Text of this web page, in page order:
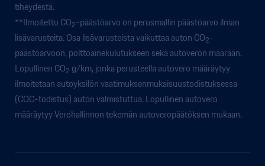
tiheydestä.
**Ilmoitettu CO2-päästöarvo on perusmallin päästöarvo ilman
lisävarusteita. Osa lisävarusteista vaikuttaa auton CO2-
päästöarvoon, polttoainekulutukseen sekä autoveron määrään.
Lopullinen CO2 g/km, jonka perusteella autovero määräytyy
ilmoitetaan autoyksilön vaatimuksenmukaisuustodistuksessa
(COC-todistus) auton valmistuttua. Lopullinen autovero
määräytyy Verohallinnon tekemän autoveropäätöksen mukaan.